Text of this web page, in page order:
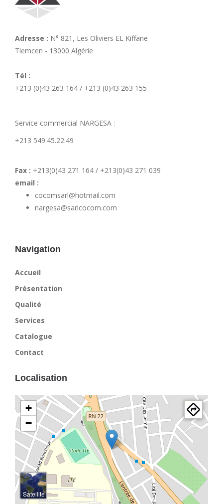
Adresse : N° 821, Les Oliviers EL Kiffane
Tlemcen - 13000 Algérie
Tél :
+213 (0)43 263 164 / +213 (0)43 263 155
Service commercial NARGESA :
+213 549.45.22.49
Fax : +213(0)43 271 164 / +213(0)43 271 039
email :
cocomsarl@hotmail.com
nargesa@sarlcocom.com
Navigation
Accueil
Présentation
Qualité
Services
Catalogue
Contact
Localisation
Satellite
+
−